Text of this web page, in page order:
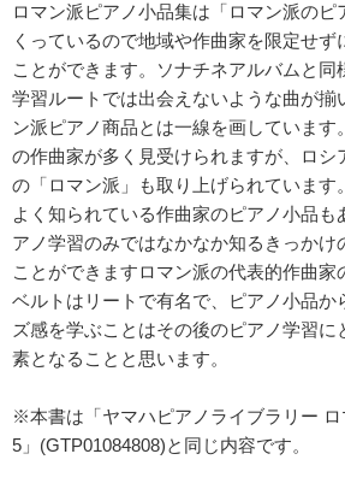
ロマン派ピアノ小品集は「ロマン派のピ
くっているので地域や作曲家を限定せず
ことができます。ソナチネアルバムと同
学習ルートでは出会えないような曲が揃
ン派ピアノ商品とは一線を画しています
の作曲家が多く見受けられますが、ロシ
の「ロマン派」も取り上げられています
よく知られている作曲家のピアノ小品も
アノ学習のみではなかなか知るきっかけ
ことができますロマン派の代表的作曲家
ベルトはリートで有名で、ピアノ小品か
ズ感を学ぶことはその後のピアノ学習に
素となることと思います。
※本書は「ヤマハピアノライブラリー
5」(GTP01084808)と同じ内容です。